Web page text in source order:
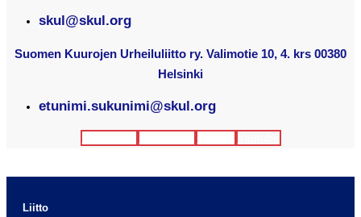
skul@skul.org
Suomen Kuurojen Urheiluliitto ry. Valimotie 10, 4. krs 00380
Helsinki
etunimi.sukunimi@skul.org
Liitto